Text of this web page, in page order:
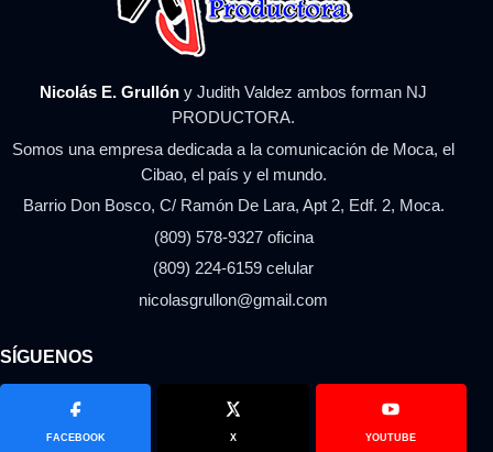
Nicolás E. Grullón y Judith Valdez ambos forman NJ
PRODUCTORA.
Somos una empresa dedicada a la comunicación de Moca, el
Cibao, el país y el mundo.
Barrio Don Bosco, C/ Ramón De Lara, Apt 2, Edf. 2, Moca.
(809) 578-9327 oficina
(809) 224-6159 celular
nicolasgrullon@gmail.com
SÍGUENOS
FACEBOOK X YOUTUBE